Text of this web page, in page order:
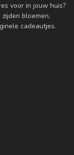
voor in jouw huis?
bloemen,
cadeautjes.